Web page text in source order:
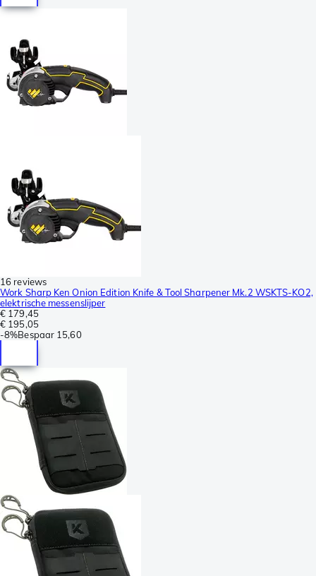
16 reviews
Work Sharp Ken Onion Edition Knife & Tool Sharpener Mk.2 WSKTS-KO2,
elektrische messenslijper
€ 179,45
€ 195,05
-8%Bespaar 15,60